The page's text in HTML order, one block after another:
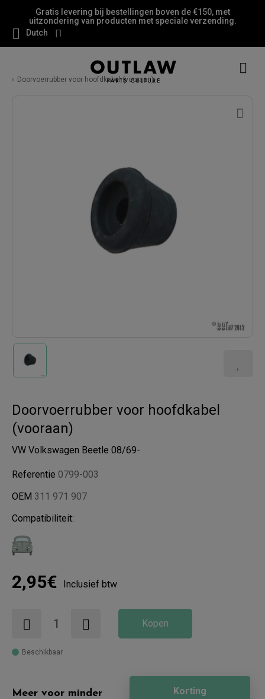
Gratis levering bij bestellingen boven de €150, met
uitzondering van producten met speciale verzending.
Dutch
Doorvoerrubber voor hoofdkabel (vooraan)
Doorvoerrubber voor hoofdkabel
(vooraan)
VW Volkswagen Beetle 08/69-
Referentie 0799-003
OEM 311 971 907
Compatibiliteit:
2,95€ Inclusief btw
Kopen
Beschikbaar
Meer voor minder Korting